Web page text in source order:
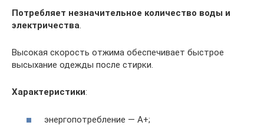
Потребляет незначительное количество воды и
электричества.
Высокая скорость отжима обеспечивает быстрое
высыхание одежды после стирки.
Характеристики:
энергопотребление — A+;